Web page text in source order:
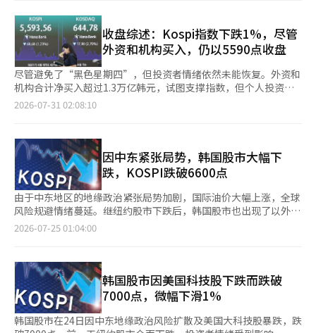
RigaChem Bio（1.09%）、ABL Bio（0.62%）、
EcoPro（0.12%）等均在上涨中。 代信证券的研究员李京敏分析
称：“KOSDAQ由于前期市盈率下降，估值压力减轻，加上国债利
率下降和KOSDAQ升降机制问题的再度引发，吸引了买入资
金。”※ 本报道经人工智能（AI）系统翻译与编辑。
时上涨14.21点（1.82%），报794.93点。 在科斯达克市场上，个
人净买入3402亿韩元，而外资和机构则分别净卖出2656亿韩元和
734亿韩元。 科斯达克市值前列的股票表现不一。Alteogen（上
涨2.06%）、主成工程（上涨0.66%）、Rino工业（上涨0.31%）
等股票上涨，而ABL生物（下跌2.49%）、EcoPro BM（下跌
1.27%）、Wonik IPS（下跌1.24%）、HLB（下跌0.44%）、
Rainbow Robotics（下跌0.43%）、EcoPro（下跌0.37%）、
Peptron（下跌0.35%）等股票则下跌。 Kiwoom证券研究员韩志
利的宏观环境下，受到Micron等美国半导体股强劲表现和科斯皮
200夜间期货上涨的影响，将会以上涨开盘。” 她进一步分析
道：“在美国半导体股大幅上涨的背景下，科斯皮盈利预测上调以
及相较于科斯达克较低的估值压力等因素，仍然支撑着包括半导体
在内的大型股市场。”※ 本报道经人工智能（AI）系统翻译与编
辑。
上，个人投资者净买入4011亿韩元，而外国投资者和机构分别净
卖出138亿韩元和4259亿韩元。 市值前列的股票大多呈现上涨趋
势。SK Square上涨4.29%，三星电机上涨2.46%，HD现代重工上
涨2.44%，SK海力士上涨2.43%，LG能源解决方案上涨1.90%，
三星电子上涨1.04%，KB金融上涨0.35%，三星生物制药上涨
0.21%，三星物产上涨0.15%。相反，三星生命下跌0.35%，现代
汽车下跌0.25%。 前一晚，纽约股市因中东紧张局势缓解的预期，
投资者情绪回暖，普遍上涨。尤其是半导体等科技股的强劲表现推
涨4.93%。亚马逊则上涨4.58%，创下历史新高。 对此，Kiwoom
证券的研究员韩志英分析称：“亚马逊在软件领域证明了AI盈利能
力，这将对韩国股市形成利好。” 同一时间，Kosdaq指数上涨
27.49点（3.73%），报764.84点。该指数较前一交易日开盘上涨
10.84点（1.47%），随后扩大涨幅。 在Kosdaq市场上，机构净买
入647亿韩元，而个人和外国投资者分别净卖出172亿韩元和472亿
韩元。 市值前列的股票大多大幅上涨。ABL Bio上涨8.73%，
LigaChem Bio上涨8.49%，Alteogen上涨7.24%，三千堂制药上
Peptron上涨4.88%，HLB上涨4.85%，主成工程上涨4.15%，
Wonik IPS上涨2.88%，Pharma Research上涨2.82%，Rino工
业上涨2.12%。相反，Rainbow Robotics唯一下跌，跌幅为
1.09%。 一位研究员表示：“今天Kospi指数将在特朗普TACO引
发的油价和利率下跌、美国半导体股反弹的推动下表现强劲。尽管
日收益率波动较大，但在盈利动能减弱的背景下，市场正在逐步走
收盘综述：Kospi指数下跌1%，尽管
外资和机构买入，仍以5590点收盘
尽管避免了“黑色星期四”，但投资者情绪依然未能恢复。外资和
机构合计净买入超过1.3万亿韩元，试图支撑指数，但个人投资者
的获利了结抛售导致Kospi连续三日走弱。 根据韩国交易所的数
点（0.33%），但在下午交易中跌幅扩大，最终以低点收盘。 在证
券市场上，外资和机构分别净买入1.3329万亿韩元和665亿韩元，
而个人投资者则净卖出1.4199万亿韩元，进行获利了结。 Kospi市
值前列的股票表现不一。三星电子（-0.72%）、SK海力士
（-5.64%）、SK Square（-6.00%）、现代汽车（-0.71%）、三
星电机（-14.58%）、三星生命（-0.56%）等股票表现疲软。相
反，LG能源解决方案（6.49%）、三星生物制药（3.25%）、KB
金融（4.56%）等股票则有所上涨。 Kosdaq指数收于644.78点，
点，较前一交易日下跌7.96点（1.20%），在盘中一度转为上涨，
但随后又回落。 在Kosdaq市场上，个人和机构分别净卖出1105亿
韩元和1437亿韩元，而外资则净买入2476亿韩元。 Kosdaq市值
前列的股票普遍表现疲软。Alteogen（-1.06%）、Rainbow
Robotics（-9.14%）、Jusung Engineering（-15.33%）、
Rino Industrial（-5.15%）、HLB（-4.16%）、Wonik
2026-07-31 02:08:10
因中东紧张局势，韩国股市大幅下
跌，KOSPI跌破6600点
由于中东地区的地缘政治紧张局势加剧，国际油价大幅上涨，全球
风险规避情绪蔓延。继纽约股市下跌后，韩国股市也出现了以外资
为主的大规模抛售，KOSPI和KOSDAQ双双下跌超过5%。在交易
点，较前一交易日下跌406.87点（5.73%）。当天，指数开盘时为
7000.78点，较前一交易日下跌96.11点（1.35%），随后跌幅扩
大。 纽约股市因中东紧张局势导致国际油价飙升，通胀再度上升
的担忧加剧，普遍下跌。市场担心油价上涨可能会推迟美国联邦储
备委员会（Fed）的降息时机，同时美国国债收益率上升，导致以
2026-07-25 01:04:00
韩国股市因美国科技股下跌而跌破
7000点，微幅下滑1%
韩国股市在24日因中东地缘政治风险扩散及美国大科技股暴跌，跌